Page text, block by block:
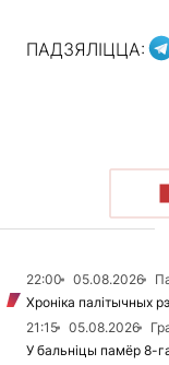
ПАДЗЯЛІЦЦА:
22:00 05.08.2026
Хроніка палітычных
21:15
05.08.2026
У бальніцы памёр 8-